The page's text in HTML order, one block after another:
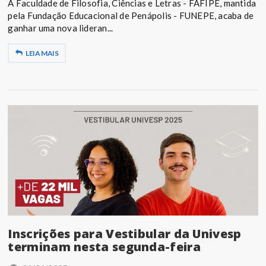
A Faculdade de Filosofia, Ciências e Letras - FAFIPE, mantida
pela Fundação Educacional de Penápolis - FUNEPE, acaba de
ganhar uma nova lideran...
LEIA MAIS
Inscrições para Vestibular da Univesp
terminam nesta segunda-feira